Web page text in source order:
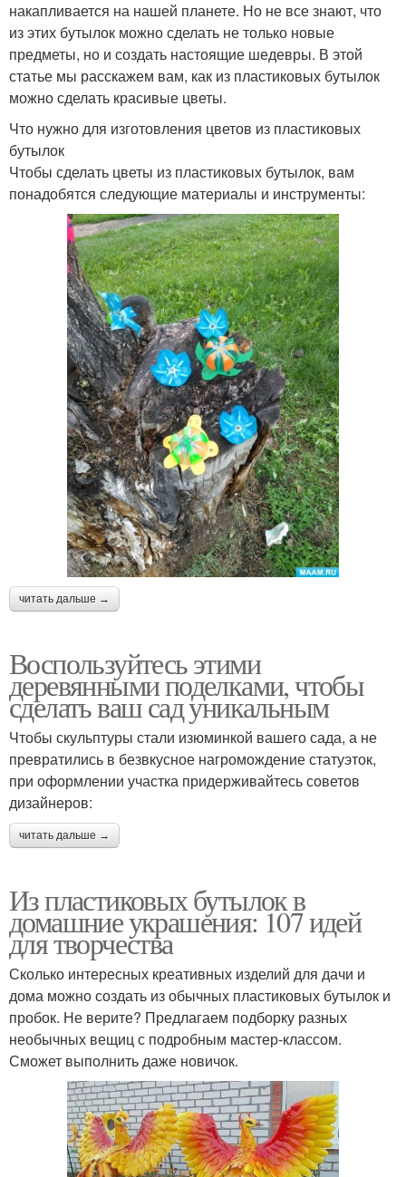
накапливается на нашей планете. Но не все знают, что
из этих бутылок можно сделать не только новые
предметы, но и создать настоящие шедевры. В этой
статье мы расскажем вам, как из пластиковых бутылок
можно сделать красивые цветы.
Что нужно для изготовления цветов из пластиковых
бутылок
Чтобы сделать цветы из пластиковых бутылок, вам
понадобятся следующие материалы и инструменты:
читать дальше →
Воспользуйтесь этими
деревянными поделками, чтобы
сделать ваш сад уникальным
Чтобы скульптуры стали изюминкой вашего сада, а не
превратились в безвкусное нагромождение статуэток,
при оформлении участка придерживайтесь советов
дизайнеров:
читать дальше →
Из пластиковых бутылок в
домашние украшения: 107 идей
для творчества
Сколько интересных креативных изделий для дачи и
дома можно создать из обычных пластиковых бутылок и
пробок. Не верите? Предлагаем подборку разных
необычных вещиц с подробным мастер-классом.
Сможет выполнить даже новичок.